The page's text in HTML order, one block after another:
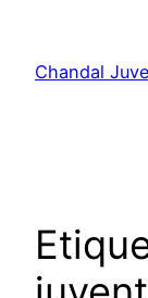
contenido
Chandal